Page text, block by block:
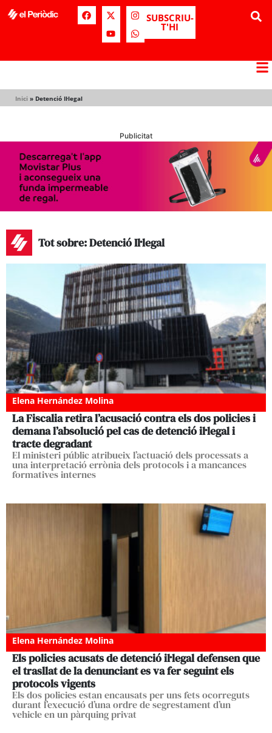
SUBSCRIU-
T'HI
Inici » Detenció Il·legal
Publicitat
Tot sobre: Detenció Il·legal
Elena Hernández Molina
La Fiscalia retira l’acusació contra els dos policies i
demana l’absolució pel cas de detenció il·legal i
tracte degradant
El ministeri públic atribueix l’actuació dels processats a
una interpretació errònia dels protocols i a mancances
formatives internes
Elena Hernández Molina
Els policies acusats de detenció il·legal defensen que
el trasllat de la denunciant es va fer seguint els
protocols vigents
Els dos policies estan encausats per uns fets ocorreguts
durant l’execució d’una ordre de segrestament d’un
vehicle en un pàrquing privat